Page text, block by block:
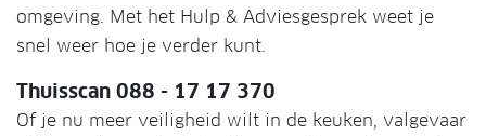
omgeving. Met het Hulp & Adviesgesprek weet je
snel weer hoe je verder kunt.
Thuisscan 088 - 17 17 370
Of je nu meer veiligheid wilt in de keuken, valgevaar